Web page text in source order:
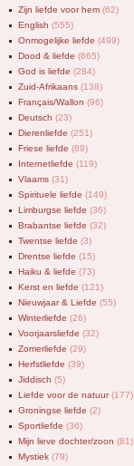
Zijn liefde voor hem (62)
English (555)
Onmogelijke liefde (499)
Dood & liefde (665)
God is liefde (284)
Zuid-Afrikaans (138)
Français/Wallon (96)
Deutsch (23)
Dierenliefde (251)
Friese liefde (89)
Internetliefde (119)
Vlaams (31)
Spirituele liefde (149)
Limburgse liefde (36)
Brabantse liefde (32)
Twentse liefde (3)
Drentse liefde (15)
Haiku & liefde (73)
Kerst en liefde (121)
Nieuwjaar & Liefde (55)
Winterliefde (26)
Voorjaarsliefde (32)
Zomerliefde (29)
Herfstliefde (39)
Jiddisch (5)
Liefde voor de natuur(177)
Groningse liefde (2)
Sportliefde (36)
Mijn lieve dochter/zoon (81)
Mystiek (79)